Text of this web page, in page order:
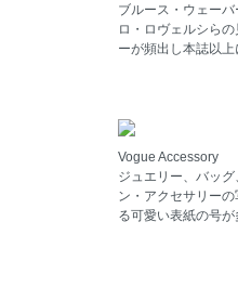
ブルース・ウェー
ロ・ロヴェルシら
ーが頻出し本誌以上
Vogue Accessory
ジュエリー、バッ
ン・アクセサリー
る可愛い表紙の号が